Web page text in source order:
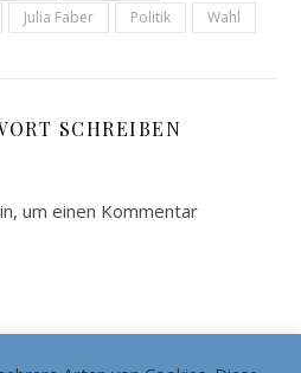
Julia Faber Politik Wahl
SCHREIBEN
um einen Kommentar